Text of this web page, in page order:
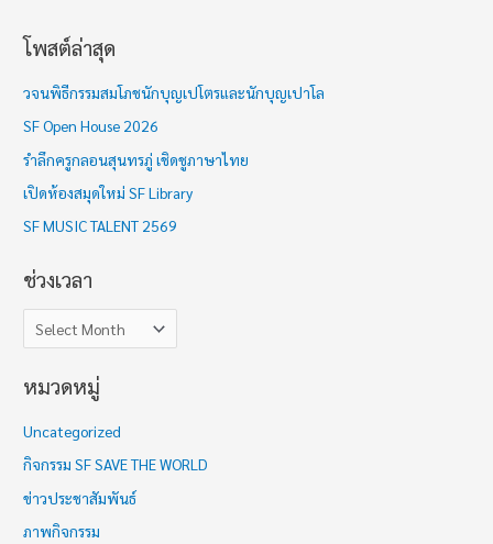
โพสต์ล่าสุด
วจนพิธีกรรมสมโภชนักบุญเปโตรและนักบุญเปาโล
SF Open House 2026
รำลึกครูกลอนสุนทรภู่ เชิดชูภาษาไทย
เปิดห้องสมุดใหม่ SF Library
SF MUSIC TALENT 2569
ช่วงเวลา
ช่
ง
เ
ว
ล
า
หมวดหมู่
Uncategorized
กิจกรรม SF SAVE THE WORLD
ข่าวประชาสัมพันธ์
ภาพกิจกรรม